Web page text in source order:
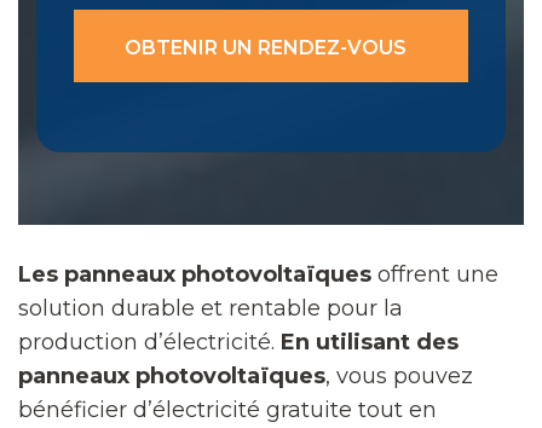
Les panneaux photovoltaïques offrent une
solution durable et rentable pour la
production d’électricité. En utilisant des
panneaux photovoltaïques, vous pouvez
bénéficier d’électricité gratuite tout en